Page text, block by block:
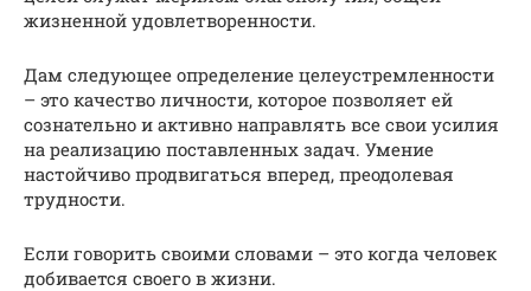
жизненной удовлетворенности.
Дам следующее определение целеустремленности
– это качество личности, которое позволяет ей
сознательно и активно направлять все свои усилия
на реализацию поставленных задач. Умение
настойчиво продвигаться вперед, преодолевая
трудности.
Если говорить своими словами – это когда человек
добивается своего в жизни.